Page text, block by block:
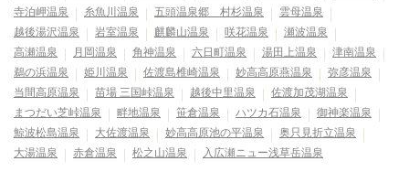
寺泊岬温泉
糸魚川温泉 五頭温泉郷 村杉温泉
雲母温泉
越後湯沢温泉
岩室温泉 麒麟山温泉 咲花温泉
瀬波温泉
高瀬温泉
月岡温泉 角神温泉 六日町温泉 湯田上温泉
津南温泉
鵜の浜温泉
姫川温泉 佐渡島椎崎温泉 妙高高原燕温泉
弥彦温泉
当間高原温泉
苗場 三国峠温泉 越後中里温泉
佐渡加茂湖温泉
まつだい芝峠温泉
畔地温泉 笹倉温泉 ハツカ石温泉
御神楽温泉
鯨波松島温泉
大佐渡温泉 妙高高原池の平温泉
奥只見折立温泉
大湯温泉
赤倉温泉 松之山温泉 入広瀬ニュー浅草岳温泉